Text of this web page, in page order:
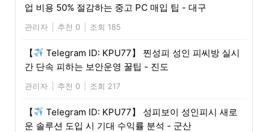
업 비용 50% 절감하는 중고 PC 매입 팁 - 대구
관리자 추천 0 조회 185
【
Telegram ID: KPU77】 찐성피 성인 피씨방 실시
간 단속 피하는 보안운영 꿀팁 - 진도
관리자 추천 0 조회 217
【
Telegram ID: KPU77】 성피보이 성인피시 새로
운 솔루션 도입 시 기대 수익률 분석 - 군산